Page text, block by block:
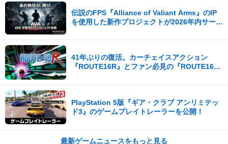
伝説のFPS『Alliance of Valiant Arms』のIP
を使用した新作プロジェクトが2026年内サービ
41年ぶりの復活。カーチェイスアクション
『ROUTE16R』とファン必見の『ROUTE16
PlayStation 5版『ギア・クラブ アンリミテッ
ド3』のゲームプレイトレーラーを公開！
最新ゲームニュースをもっと見る